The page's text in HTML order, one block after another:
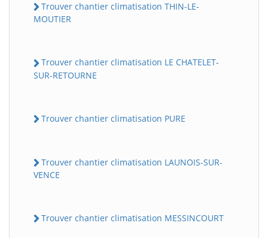
Trouver chantier climatisation THIN-LE-
MOUTIER
Trouver chantier climatisation LE CHATELET-
SUR-RETOURNE
Trouver chantier climatisation PURE
Trouver chantier climatisation LAUNOIS-SUR-
VENCE
Trouver chantier climatisation MESSINCOURT